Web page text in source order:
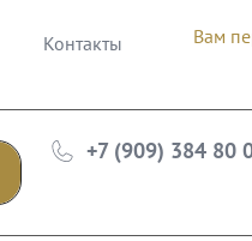
Контакты Вам
+7 (909) 384 80